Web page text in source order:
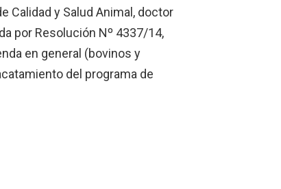
Calidad y Salud Animal, doctor
por Resolución Nº 4337/14,
en general (bovinos y
del programa de